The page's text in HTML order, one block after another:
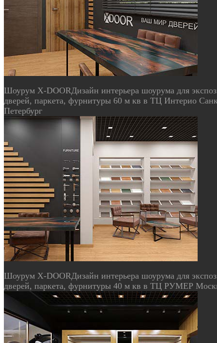
Шоурум X-DOOR Дизайн интерьера шоурума для
дверей, паркета, фурнитуры 60 м кв в ТЦ Интерио
Петербург
Шоурум X-DOOR Дизайн интерьера шоурума для
дверей, паркета, фурнитуры 40 м кв в ТЦ РУМЕР